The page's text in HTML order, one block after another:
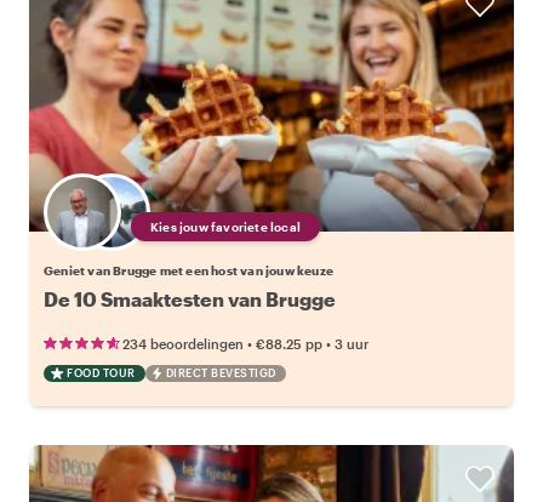
Kies jouw favoriete local
Geniet van Brugge met een host van jouw keuze
De 10 Smaaktesten van Brugge
234 beoordelingen • €88.25 pp • 3 uur
FOOD TOUR DIRECT BEVESTIGD